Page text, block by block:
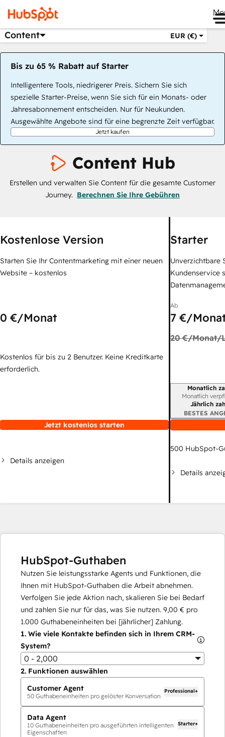
Content EUR (€)
Bis zu 65 % Rabatt auf Starter
Intelligentere Tools, niedrigerer Preis. Sichern Sie sich
spezielle Starter-Preise, wenn Sie sich für ein Monats- oder
Jahresabonnement entscheiden. Nur für Neukunden.
Ausgewählte Angebote sind für eine begrenzte Zeit verfügbar.
Jetzt kaufen
Content Hub
Erstellen und verwalten Sie Content für die gesamte Customer
Journey. Berechnen Sie Ihre Gebühren
Kostenlose Version
Starten Sie Ihr Contentmarketing mit einer neuen
Website – kostenlos
0 €/Monat
Kostenlos für bis zu 2 Benutzer. Keine Kreditkarte
erforderlich.
Jetzt kostenlos starten
Details anzeigen
Starter
Unverzichtbare
Kundenservice
Ab
7 €/
20 €/Monat/
Monatlich
Monatlich
Jährlich
BESTES
500 HubSpot-
Details
HubSpot-Guthaben
Nutzen Sie leistungsstarke Agents und Funktionen, die
Ihnen mit HubSpot-Guthaben die Arbeit abnehmen.
Verfolgen Sie jede Aktion nach, skalieren Sie bei Bedarf
und zahlen Sie nur für das, was Sie nutzen. 9,00 € pro
1.000 Guthabeneinheiten bei [jährlicher] Zahlung.
1. Wie viele Kontakte befinden sich in Ihrem CRM-
System?
0 - 2,000
2. Funktionen auswählen
Customer Agent
50 Guthabeneinheiten pro gelöster Konversation
Professional+
Data Agent
10 Guthabeneinheiten pro ausgeführten intelligenten
Eigenschaften
Starter+